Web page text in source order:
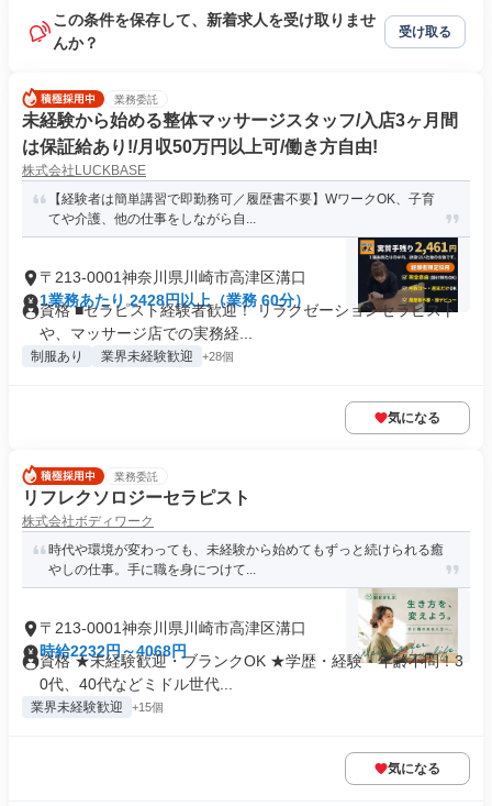
この条件を保存して、新着求人を受け取りませ
んか？
受け取る
業務委託
未経験から始める整体マッサージスタッフ/入店3ヶ月間
は保証給あり!/月収50万円以上可/働き方自由!
株式会社LUCKBASE
【経験者は簡単講習で即勤務可／履歴書不要】WワークOK、子育
てや介護、他の仕事をしながら自...
〒213-0001神奈川県川崎市高津区溝口
1業務あたり 2428円以上（業務 60分）
資格 ■セラピスト経験者歓迎！ リラクゼーションセラピスト
や、マッサージ店での実務経...
制服あり 業界未経験歓迎 +28個
気になる
業務委託
リフレクソロジーセラピスト
株式会社ボディワーク
時代や環境が変わっても、未経験から始めてもずっと続けられる癒
やしの仕事。手に職を身につけて...
〒213-0001神奈川県川崎市高津区溝口
時給2232円～4068円
資格 ★未経験歓迎・ブランクOK ★学歴・経験・年齢不問！3
0代、40代などミドル世代...
業界未経験歓迎 +15個
気になる